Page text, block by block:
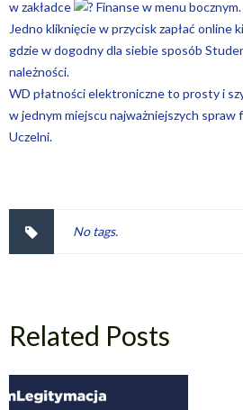
w zakładce
Finanse w menu bocznym.
Jedno kliknięcie w przycisk zapłać online
gdzie w dogodny dla siebie sposób
należności.
WD płatności elektroniczne to prosty i
w jednym miejscu najważniejszych
Uczelni.
No tags.
Related Posts